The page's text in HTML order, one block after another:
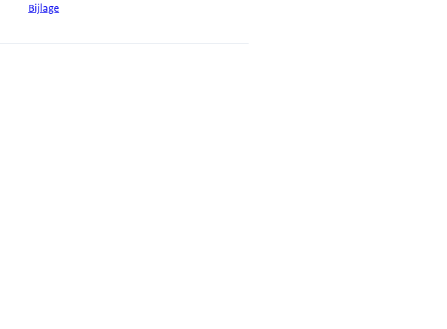
Bijlage